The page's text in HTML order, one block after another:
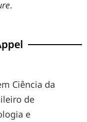
.
Ciência da
de
e